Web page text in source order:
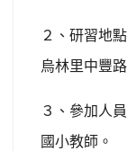
２、研習地
烏林里中豐路
３、參加人
國小教師。